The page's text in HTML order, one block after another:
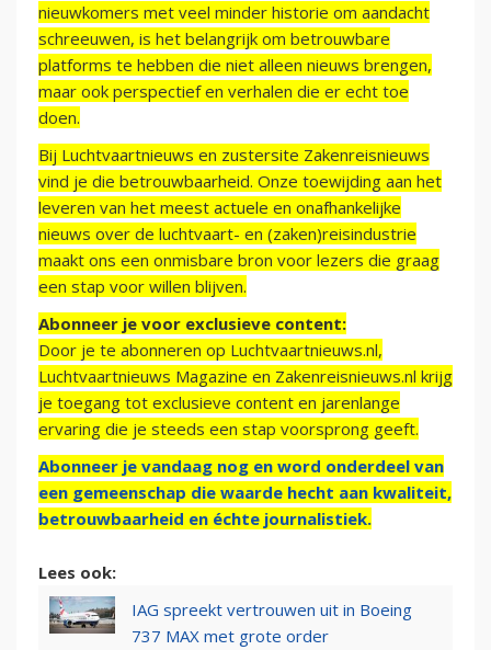
nieuwkomers met veel minder historie om aandacht
schreeuwen, is het belangrijk om betrouwbare
platforms te hebben die niet alleen nieuws brengen,
maar ook perspectief en verhalen die er echt toe
doen.
Bij Luchtvaartnieuws en zustersite Zakenreisnieuws
vind je die betrouwbaarheid. Onze toewijding aan het
leveren van het meest actuele en onafhankelijke
nieuws over de luchtvaart- en (zaken)reisindustrie
maakt ons een onmisbare bron voor lezers die graag
een stap voor willen blijven.
Abonneer je voor exclusieve content:
Door je te abonneren op Luchtvaartnieuws.nl,
Luchtvaartnieuws Magazine en Zakenreisnieuws.nl krijg
je toegang tot exclusieve content en jarenlange
ervaring die je steeds een stap voorsprong geeft.
Abonneer je vandaag nog en word onderdeel van
een gemeenschap die waarde hecht aan kwaliteit,
betrouwbaarheid en échte journalistiek.
Lees ook:
IAG spreekt vertrouwen uit in Boeing
737 MAX met grote order